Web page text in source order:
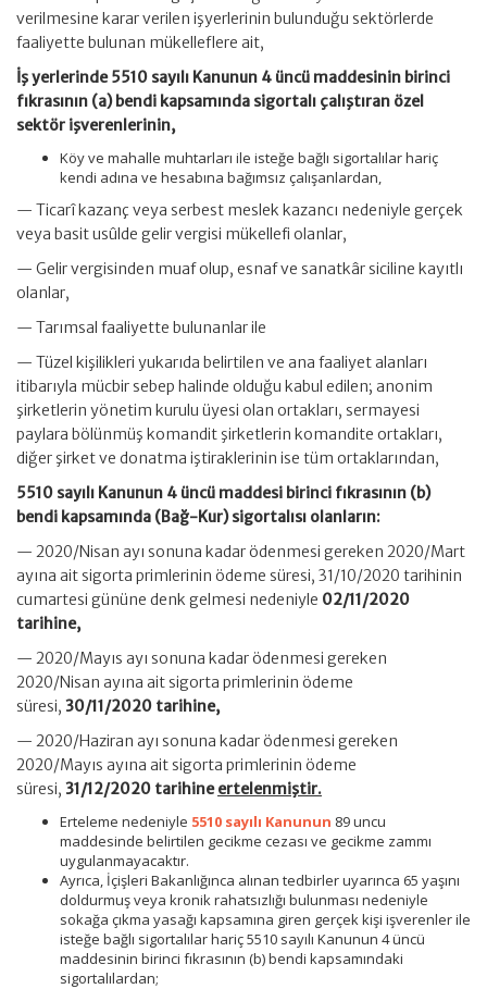
verilmesine karar verilen işyerlerinin bulunduğu sektörlerde
faaliyette bulunan mükelleflere ait,
İş yerlerinde 5510 sayılı Kanunun 4 üncü maddesinin birinci
fıkrasının (a) bendi kapsamında sigortalı çalıştıran özel
sektör işverenlerinin,
Köy ve mahalle muhtarları ile isteğe bağlı sigortalılar hariç
kendi adına ve hesabına bağımsız çalışanlardan,
— Ticarî kazanç veya serbest meslek kazancı nedeniyle gerçek
veya basit usûlde gelir vergisi mükellefi olanlar,
— Gelir vergisinden muaf olup, esnaf ve sanatkâr siciline kayıtlı
olanlar,
— Tarımsal faaliyette bulunanlar ile
— Tüzel kişilikleri yukarıda belirtilen ve ana faaliyet alanları
itibarıyla mücbir sebep halinde olduğu kabul edilen; anonim
şirketlerin yönetim kurulu üyesi olan ortakları, sermayesi
paylara bölünmüş komandit şirketlerin komandite ortakları,
diğer şirket ve donatma iştiraklerinin ise tüm ortaklarından,
5510 sayılı Kanunun 4 üncü maddesi birinci fıkrasının (b)
bendi kapsamında (Bağ-Kur) sigortalısı olanların:
— 2020/Nisan ayı sonuna kadar ödenmesi gereken 2020/Mart
ayına ait sigorta primlerinin ödeme süresi, 31/10/2020 tarihinin
cumartesi gününe denk gelmesi nedeniyle 02/11/2020
tarihine,
— 2020/Mayıs ayı sonuna kadar ödenmesi gereken
2020/Nisan ayına ait sigorta primlerinin ödeme
süresi, 30/11/2020 tarihine,
— 2020/Haziran ayı sonuna kadar ödenmesi gereken
2020/Mayıs ayına ait sigorta primlerinin ödeme
süresi, 31/12/2020 tarihineertelenmiştir.
Erteleme nedeniyle 5510 sayılı Kanunun 89 uncu
maddesinde belirtilen gecikme cezası ve gecikme zammı
uygulanmayacaktır.
Ayrıca, İçişleri Bakanlığınca alınan tedbirler uyarınca 65 yaşını
doldurmuş veya kronik rahatsızlığı bulunması nedeniyle
sokağa çıkma yasağı kapsamına giren gerçek kişi işverenler ile
isteğe bağlı sigortalılar hariç 5510 sayılı Kanunun 4 üncü
maddesinin birinci fıkrasının (b) bendi kapsamındaki
sigortalılardan;